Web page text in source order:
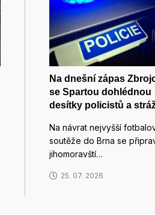
Na dnešní zápas
se Spartou dohlédnou
desítky policistů a
Na návrat nejvyšší
soutěže do Brna se
jihomoravští…
25. 07. 2026